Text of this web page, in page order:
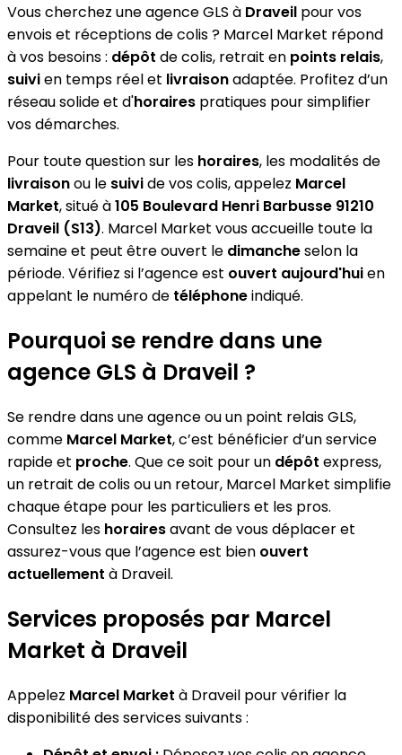
Vous cherchez une agence GLS à Draveil pour vos
envois et réceptions de colis ? Marcel Market répond
à vos besoins : dépôt de colis, retrait en points relais,
suivien temps réel et livraisonadaptée. Profitez d’un
réseau solide et d'horaires pratiques pour simplifier
vos démarches.
Pour toute question sur les horaires, les modalités de
livraisonou le suivide vos colis, appelez Marcel
Market, situé à105 Boulevard Henri Barbusse 91210
Draveil (S13). Marcel Market vous accueille toute la
semaine et peut être ouvert le dimancheselon la
période. Vérifiez si l’agence est ouvert aujourd'huien
appelant le numéro de téléphoneindiqué.
Pourquoi se rendre dans une
agence GLS à Draveil ?
Se rendre dans une agence ou un point relais GLS,
comme Marcel Market, c’est bénéficier d’un service
rapide et proche. Que ce soit pour un dépôt express,
un retrait de colis ou un retour, Marcel Market simplifie
chaque étape pour les particuliers et les pros.
Consultez les horairesavant de vous déplacer et
assurez-vous que l’agence est bien ouvert
actuellement à Draveil.
Services proposés par Marcel
Market à Draveil
Appelez Marcel Market à Draveil pour vérifier la
disponibilité des services suivants :